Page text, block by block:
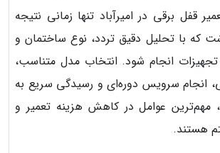
قفل برقی در امیرآباد تنها زمانی نتیجه
که با تحلیل دقیق تردد، نوع ساختمان و
انجام شود. انتخاب مدل متناسب،
انجام سرویس دوره‌ای و رسیدگی سریع به
مهم‌ترین عوامل در کاهش هزینه تعمیر و
هستند.